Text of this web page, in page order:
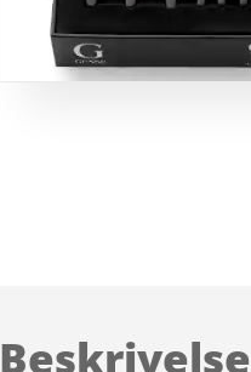
Beskrivelse